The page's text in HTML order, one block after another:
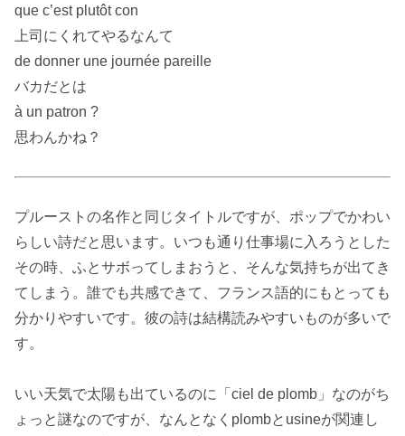
que c’est plutôt con
上司にくれてやるなんて
de donner une journée pareille
バカだとは
à un patron ?
思わんかね？
プルーストの名作と同じタイトルですが、ポップでかわい
らしい詩だと思います。いつも通り仕事場に入ろうとした
その時、ふとサボってしまおうと、そんな気持ちが出てき
てしまう。誰でも共感できて、フランス語的にもとっても
分かりやすいです。彼の詩は結構読みやすいものが多いで
す。
いい天気で太陽も出ているのに「ciel de plomb」なのがち
ょっと謎なのですが、なんとなくplombとusineが関連し